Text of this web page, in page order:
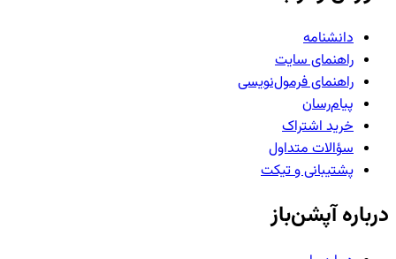
دانشنامه
راهنمای سایت
راهنمای فرمول‌نویسی
پیام‌رسان
خرید اشتراک
سؤالات متداول
پشتیبانی و تیکت
درباره آپشن‌باز